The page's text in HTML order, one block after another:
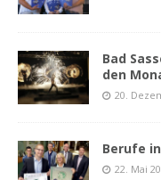
Bad
den
20.
Berufe
22. Mai